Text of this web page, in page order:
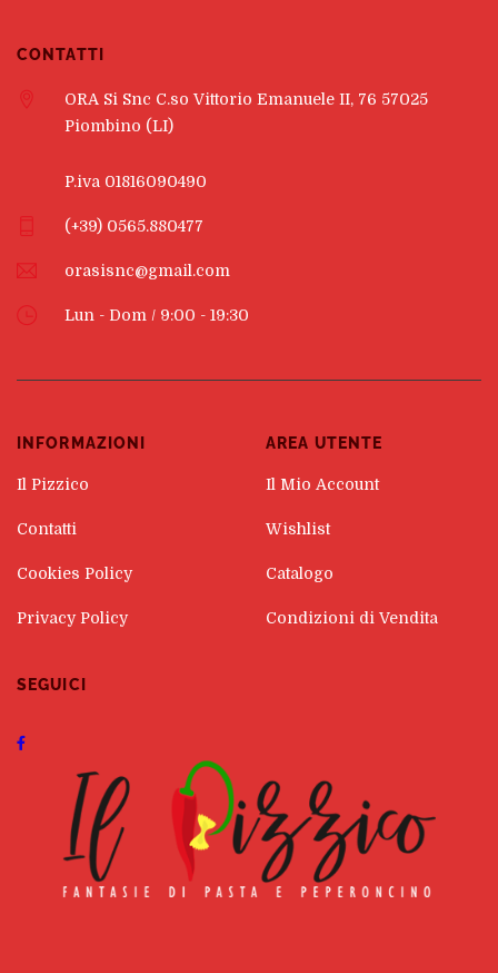
CONTATTI
(+39) 0565.880477
ORA Si Snc C.so Vittorio Emanuele II, 76 57025
Piombino (LI)
P.iva 01816090490
orasisnc@gmail.com
Lun - Dom / 9:00 - 19:30
INFORMAZIONI
Il Pizzico
Contatti
Cookies Policy
Privacy Policy
AREA UTENTE
Il Mio Account
Wishlist
Catalogo
Condizioni di Vendita
SEGUICI